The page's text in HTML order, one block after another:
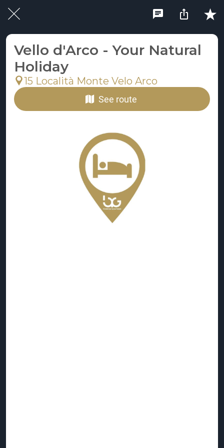
Vello d'Arco - Your Natural
Holiday
15 Località Monte Velo Arco
See route